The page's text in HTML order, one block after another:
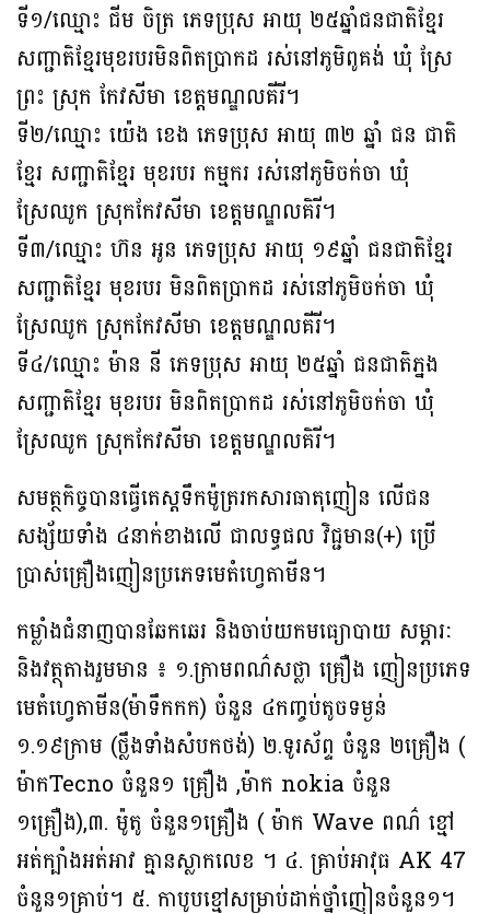
ទី១/ឈ្មោះ ជីម ចិត្រ ភេទប្រុស អាយុ ២៥ឆ្នាំជនជាតិខ្មែរ
សញ្ជាតិខ្មែរមុខរបរមិនពិតប្រាកដ រស់នៅភូមិពូគង់ ឃុំ ស្រែ
ព្រះ ស្រុក កែវសីមា ខេត្តមណ្ឌលគីរី។
ទី២/ឈ្មោះ យ៉េង ខេង ភេទប្រុស អាយុ ៣២ ឆ្នាំ ជន ជាតិ
ខ្មែរ សញ្ជាតិខ្មែរ មុខរបរ កម្មករ រស់នៅភូមិចក់ចា ឃុំ
ស្រែឈូក ស្រុកកែវសីមា ខេត្តមណ្ឌលគិរី។
ទី៣/ឈ្មោះ ហ៊ន អូន ភេទប្រុស អាយុ ១៩ឆ្នាំ ជនជាតិខ្មែរ
សញ្ជាតិខ្មែរ មុខរបរ មិនពិតប្រាកដ រស់នៅភូមិចក់ចា ឃុំ
ស្រែឈូក ស្រុកកែវសីមា ខេត្តមណ្ឌលគីរី។
ទី៤/ឈ្មោះ ម៉ាន នី ភេទប្រុស អាយុ ២៥ឆ្នាំ ជនជាតិភ្នង
សញ្ជាតិខ្មែរ មុខរបរ មិនពិតប្រាកដ រស់នៅភូមិចក់ចា ឃុំ
ស្រែឈូក ស្រុកកែវសីមា ខេត្តមណ្ឌលគិរី។
សមត្ថកិច្ចបានធ្វើតេស្តទឹកម៉ូត្ររកសារធាតុញៀន លើជន
សង្ស័យទាំង ៤នាក់ខាងលើ ជាលទ្ធផល វិជ្ជមាន(+) ប្រើ
ប្រាស់គ្រឿងញៀនប្រភេទមេតំហ្វេតាមីន។
កម្លាំងជំនាញបានឆែកឆេរ និងចាប់យកមធ្យោបាយ សម្ភារៈ
និងវត្ថុតាងរួមមាន ៖ ១.ក្រាមពណ៌សថ្លា គ្រឿង ញៀនប្រភេទ
មេតំហ្វេតាមីន(ម៉ាទឹកកក) ចំនួន ៤កញ្ចប់តូចទម្ងន់
១.១៩ក្រាម (ថ្លឹងទាំងសំបកថង់) ២.ទូរស័ព្ទ ចំនួន ២គ្រឿង (
ម៉ាកTecno ចំនួន១ គ្រឿង ,ម៉ាក nokia ចំនួន
១គ្រឿង),៣. ម៉ូតូ ចំនួន១គ្រឿង ( ម៉ាក Wave ពណ៌ ខ្មៅ
អត់ក្បាំងអត់អាវ គ្មានស្លាកលេខ ។ ៤. គ្រាប់អាវុធ AK 47
ចំនួន១គ្រាប់។ ៥. កាបូបខ្មៅសម្រាប់ដាក់ថ្នាំញៀនចំនួន១។